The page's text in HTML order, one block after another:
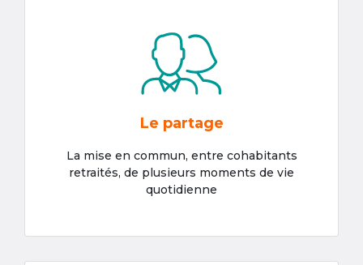
Le partage
La mise en commun, entre cohabitants
retraités, de plusieurs moments de vie
quotidienne